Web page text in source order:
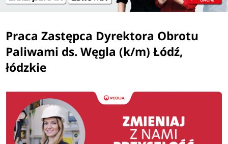
Praca Zastępca Dyrektora Obrotu
Paliwami ds. Węgla (k/m) Łódź,
łódzkie